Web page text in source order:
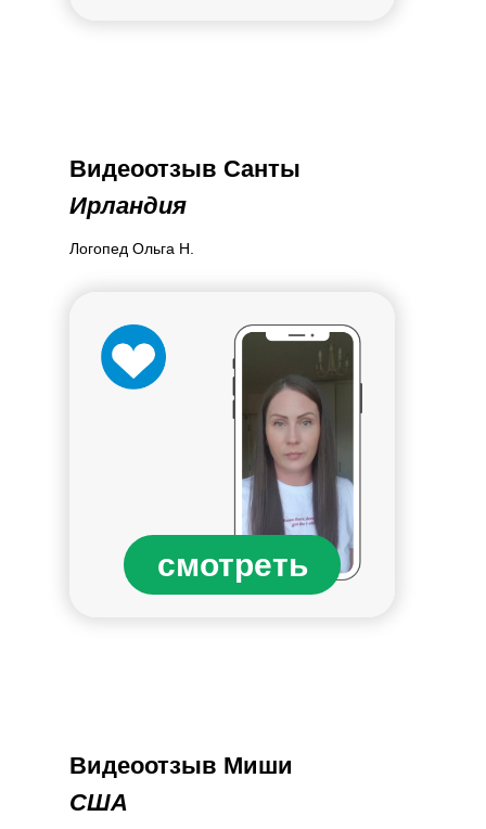
Видеоотзыв Санты
Ирландия
Видеоотзыв Миши
США
Логопед Ольга Н.
смотреть